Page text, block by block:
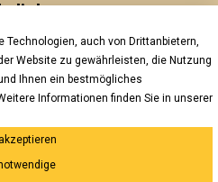
AGBs
und Zahlung
Technologien, auch von Drittanbietern,
Website zu gewährleisten, die Nutzung
Ihnen ein bestmögliches
Informationen finden Sie in unserer